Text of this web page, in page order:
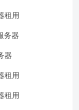
租用
务器
器
租用
租用